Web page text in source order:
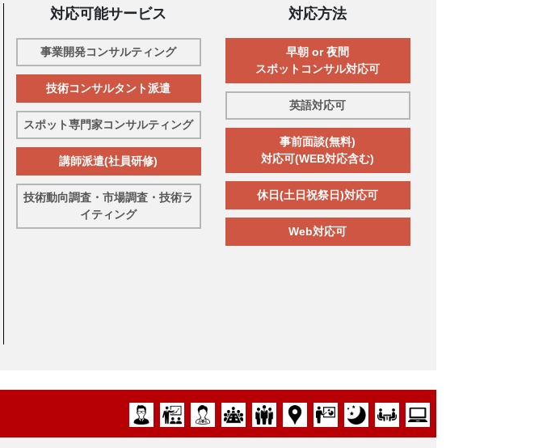
対応可能サービス
事業開発コンサルティング
技術コンサルタント派遣
スポット専門家コンサルティング
講師派遣(社員研修)
技術動向調査・市場調査・技術ラ
イティング
対応方法
早朝 or 夜間
スポットコンサル対応可
英語対応可
事前面談(無料)
対応可(WEB対応含む)
休日(土日祝祭日)対応可
Web対応可